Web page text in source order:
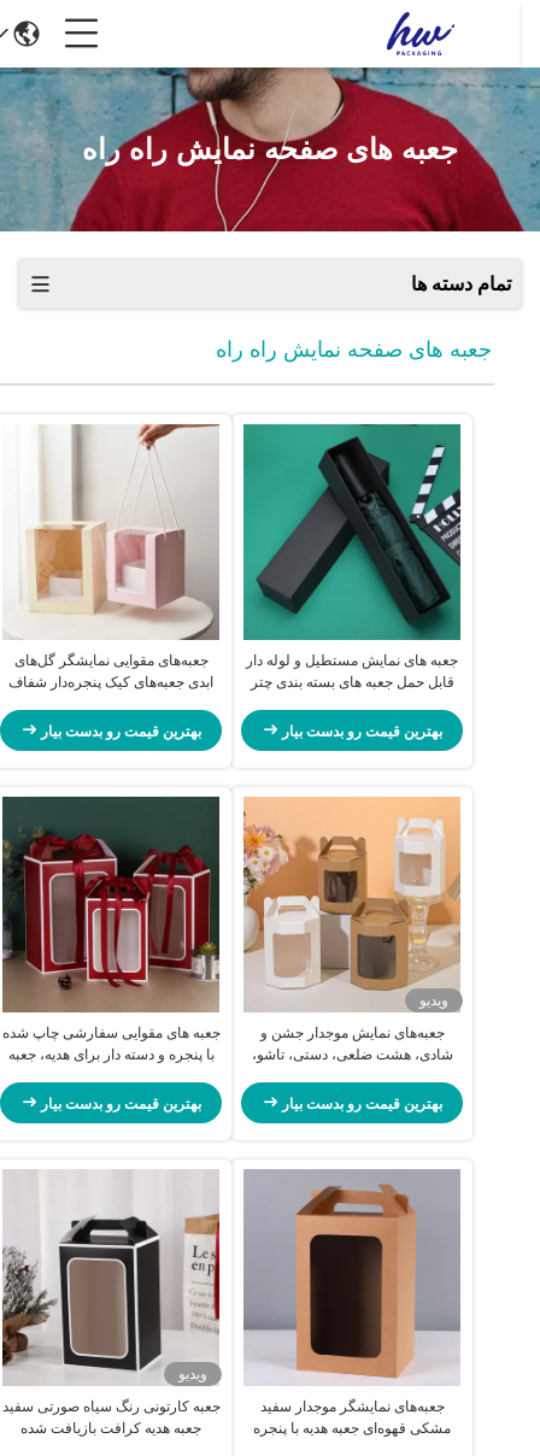
جعبه های صفحه نمایش راه راه
تمام دسته ها
جعبه های صفحه نمایش راه راه
جعبه های نمایش مستطیل و لوله دار
قابل حمل جعبه های بسته بندی چتر
بهترین قیمت رو بدست بیار
جعبه‌های مقوایی نمایشگر گل‌های
ابدی جعبه‌های کیک پنجره‌دار شفاف
بهترین قیمت رو بدست بیار
ویدیو
جعبه‌های نمایش موجدار جشن و
شادی، هشت ضلعی، دستی، تاشو،
بهترین قیمت رو بدست بیار
جعبه های مقوایی سفارشی چاپ شده
با پنجره و دسته دار برای هدیه، جعبه
بهترین قیمت رو بدست بیار
جعبه‌های نمایشگر موجدار سفید
مشکی قهوه‌ای جعبه هدیه با پنجره
ویدیو
جعبه کارتونی رنگ سیاه صورتی سفید
جعبه هدیه کرافت بازیافت شده